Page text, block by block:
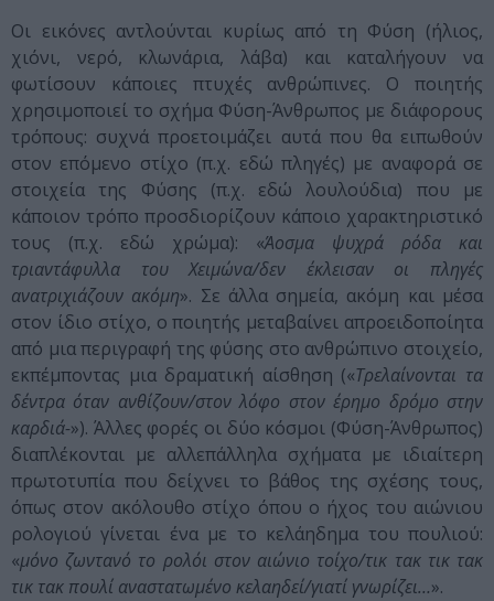
Οι εικόνες αντλούνται κυρίως από τη Φύση (ήλιος,
χιόνι, νερό, κλωνάρια, λάβα) και καταλήγουν να
φωτίσουν κάποιες πτυχές ανθρώπινες. Ο ποιητής
χρησιμοποιεί το σχήμα Φύση-Άνθρωπος με διάφορους
τρόπους: συχνά προετοιμάζει αυτά που θα ειπωθούν
στον επόμενο στίχο (π.χ. εδώ πληγές) με αναφορά σε
στοιχεία της Φύσης (π.χ. εδώ λουλούδια) που με
κάποιον τρόπο προσδιορίζουν κάποιο χαρακτηριστικό
τους (π.χ. εδώ χρώμα): «Άοσμα ψυχρά ρόδα και
τριαντάφυλλα του Χειμώνα/δεν έκλεισαν οι πληγές
ανατριχιάζουν ακόμη». Σε άλλα σημεία, ακόμη και μέσα
στον ίδιο στίχο, ο ποιητής μεταβαίνει απροειδοποίητα
από μια περιγραφή της φύσης στο ανθρώπινο στοιχείο,
εκπέμποντας μια δραματική αίσθηση («Τρελαίνονται τα
δέντρα όταν ανθίζουν/στον λόφο στον έρημο δρόμο στην
καρδιά-»). Άλλες φορές οι δύο κόσμοι (Φύση-Άνθρωπος)
διαπλέκονται με αλλεπάλληλα σχήματα με ιδιαίτερη
πρωτοτυπία που δείχνει το βάθος της σχέσης τους,
όπως στον ακόλουθο στίχο όπου ο ήχος του αιώνιου
ρολογιού γίνεται ένα με το κελάηδημα του πουλιού:
«μόνο ζωντανό το ρολόι στον αιώνιο τοίχο/τικ τακ τικ τακ
τικ τακ πουλί αναστατωμένο κελαηδεί/γιατί γνωρίζει…».